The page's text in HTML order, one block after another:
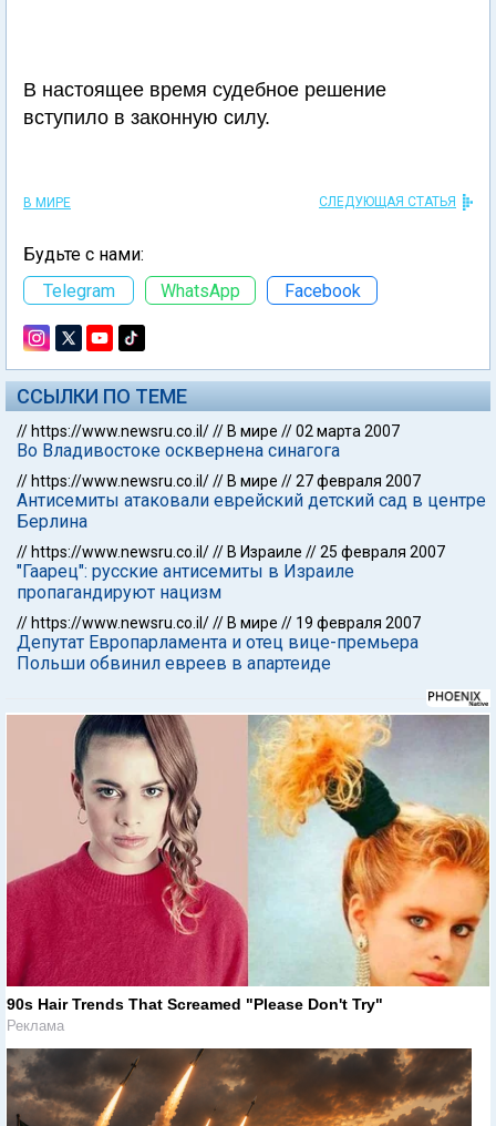
В настоящее время судебное решение
вступило в законную силу.
В МИРЕ СЛЕДУЮЩАЯ СТАТЬЯ
Будьте с нами:
Telegram
WhatsApp Facebook
ССЫЛКИ ПО ТЕМЕ
// https://www.newsru.co.il/// В мире //02 марта 2007
Во Владивостоке осквернена синагога
// https://www.newsru.co.il/// В мире //27 февраля 2007
Антисемиты атаковали еврейский детский сад в центре
Берлина
// https://www.newsru.co.il/// В Израиле //25 февраля 2007
"Гаарец": русские антисемиты в Израиле
пропагандируют нацизм
// https://www.newsru.co.il/// В мире // 19 февраля 2007
Депутат Европарламента и отец вице-премьера
Польши обвинил евреев в апартеиде
90s Hair Trends That Screamed "Please Don't Try"
Реклама